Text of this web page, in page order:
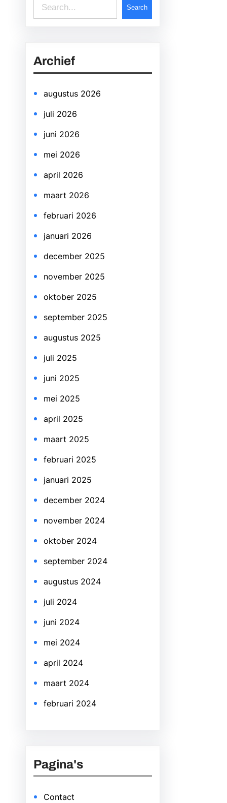
e
c
Search
Archief
augustus 2026
juli 2026
juni 2026
mei 2026
april 2026
maart 2026
februari 2026
januari 2026
december 2025
november 2025
oktober 2025
september 2025
augustus 2025
juli 2025
juni 2025
mei 2025
april 2025
maart 2025
februari 2025
januari 2025
december 2024
november 2024
oktober 2024
september 2024
augustus 2024
juli 2024
juni 2024
mei 2024
april 2024
maart 2024
februari 2024
Pagina's
Contact